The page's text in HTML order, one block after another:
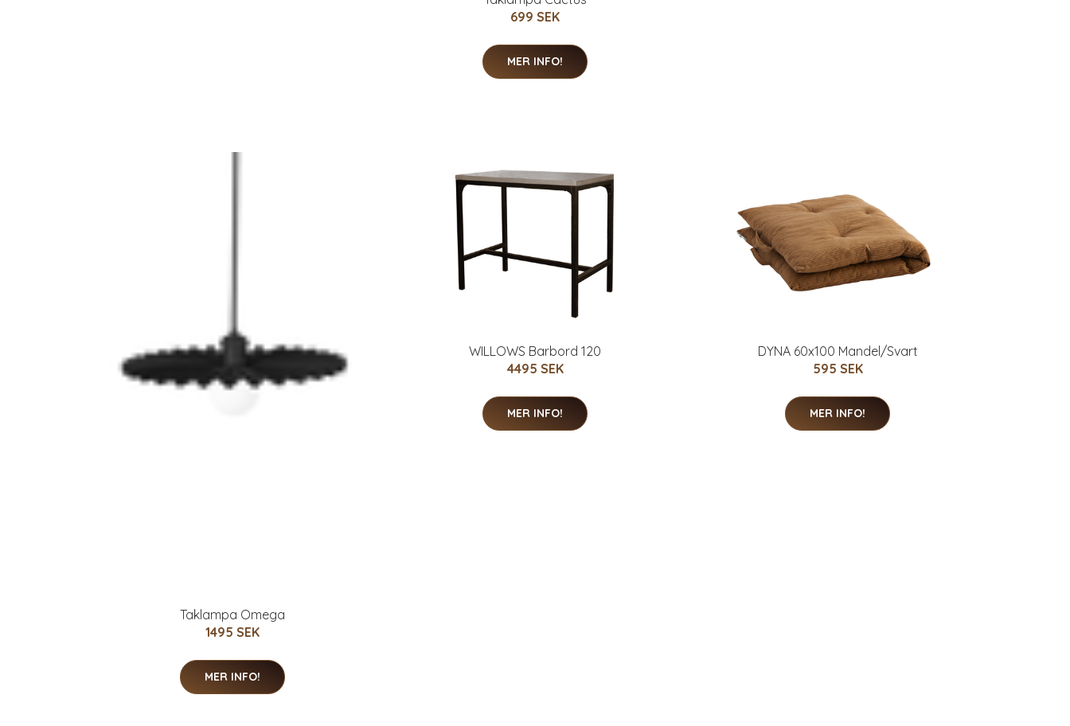
699 SEK
MER INFO!
Taklampa Omega
1495 SEK
MER INFO!
WILLOWS Barbord 120
4495 SEK
MER INFO!
DYNA 60x100 Mandel/Svart
595 SEK
MER INFO!